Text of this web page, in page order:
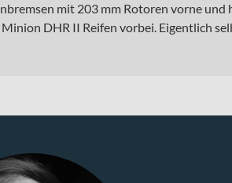
mit 203 mm Rotoren vorne
DHR II Reifen vorbei. Eigentlich